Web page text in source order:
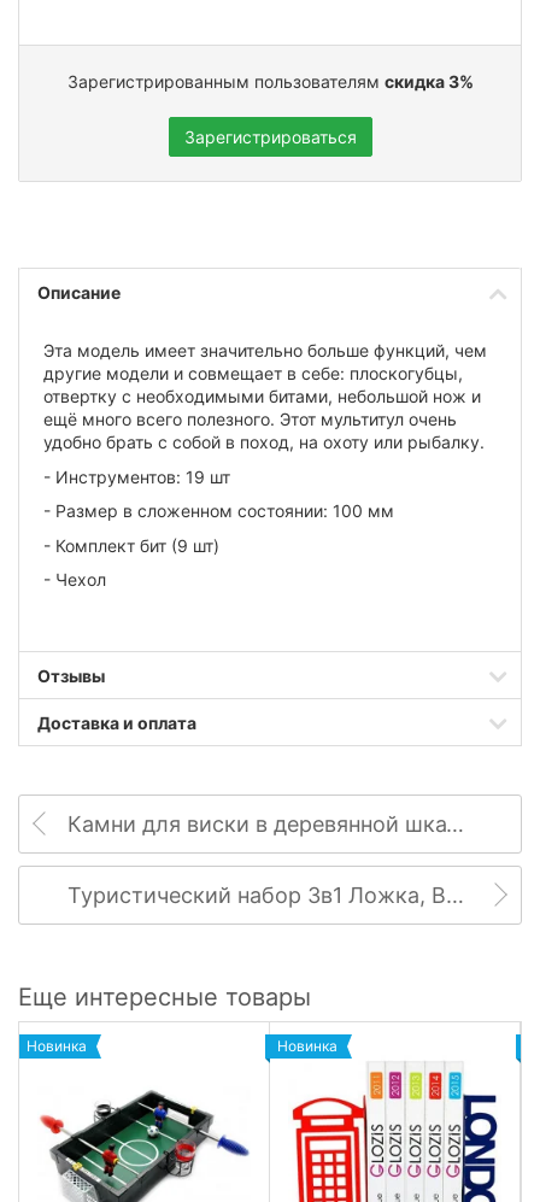
Зарегистрированным пользователям скидка 3%
Зарегистрироваться
Описание
Эта модель имеет значительно больше функций, чем
другие модели и совмещает в себе: плоскогубцы,
отвертку с необходимыми битами, небольшой нож и
ещё много всего полезного. Этот мультитул очень
удобно брать с собой в поход, на охоту или рыбалку.
- Инструментов: 19 шт
- Размер в сложенном состоянии: 100 мм
- Комплект бит (9 шт)
- Чехол
Отзывы
Доставка и оплата
Камни для виски в деревянной шкатулке
Туристический набор 3в1 Ложка, Вилка, Нож
Еще интересные товары
Новинка Новинка